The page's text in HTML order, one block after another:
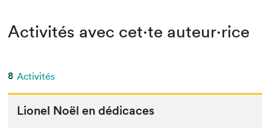
Activités avec cet·te auteur·rice
8 Activités
Lionel Noël en dédicaces